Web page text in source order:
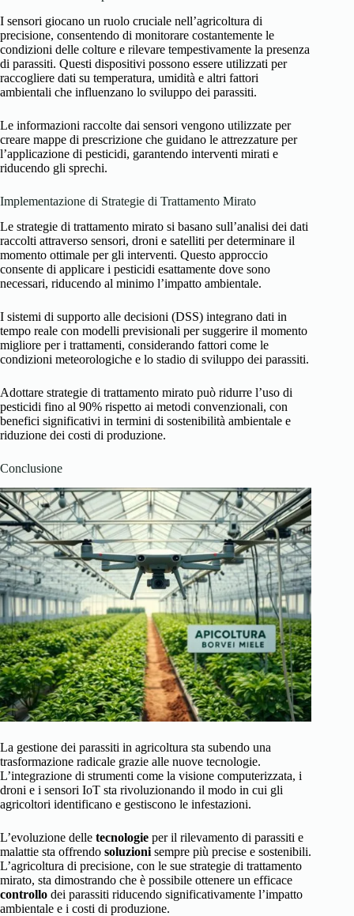
I sensori giocano un ruolo cruciale nell’agricoltura di
precisione, consentendo di monitorare costantemente le
condizioni delle colture e rilevare tempestivamente la presenza
di parassiti. Questi dispositivi possono essere utilizzati per
raccogliere dati su temperatura, umidità e altri fattori
ambientali che influenzano lo sviluppo dei parassiti.
Le informazioni raccolte dai sensori vengono utilizzate per
creare mappe di prescrizione che guidano le attrezzature per
l’applicazione di pesticidi, garantendo interventi mirati e
riducendo gli sprechi.
Implementazione di Strategie di Trattamento Mirato
Le strategie di trattamento mirato si basano sull’analisi dei dati
raccolti attraverso sensori, droni e satelliti per determinare il
momento ottimale per gli interventi. Questo approccio
consente di applicare i pesticidi esattamente dove sono
necessari, riducendo al minimo l’impatto ambientale.
I sistemi di supporto alle decisioni (DSS) integrano dati in
tempo reale con modelli previsionali per suggerire il momento
migliore per i trattamenti, considerando fattori come le
condizioni meteorologiche e lo stadio di sviluppo dei parassiti.
Adottare strategie di trattamento mirato può ridurre l’uso di
pesticidi fino al 90% rispetto ai metodi convenzionali, con
benefici significativi in termini di sostenibilità ambientale e
riduzione dei costi di produzione.
Conclusione
La gestione dei parassiti in agricoltura sta subendo una
trasformazione radicale grazie alle nuove tecnologie.
L’integrazione di strumenti come la visione computerizzata, i
droni e i sensori IoT sta rivoluzionando il modo in cui gli
agricoltori identificano e gestiscono le infestazioni.
L’evoluzione delle tecnologie per il rilevamento di parassiti e
malattie sta offrendo soluzioni sempre più precise e sostenibili.
L’agricoltura di precisione, con le sue strategie di trattamento
mirato, sta dimostrando che è possibile ottenere un efficace
controllo dei parassiti riducendo significativamente l’impatto
ambientale e i costi di produzione.